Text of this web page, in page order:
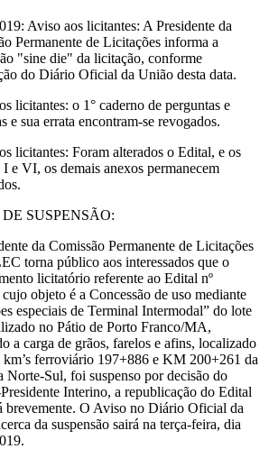
Aviso aos licitantes: A Presidente da
Permanente de Licitações informa a
"sine die" da licitação, conforme
do Diário Oficial da União desta data.
licitantes: o 1° caderno de perguntas e
e sua errata encontram-se revogados.
licitantes: Foram alterados o Edital, e os
e VI, os demais anexos permanecem
SUSPENSÃO:
da Comissão Permanente de Licitações
torna público aos interessados que o
licitatório referente ao Edital nº
objeto é a Concessão de uso mediante
especiais de Terminal Intermodal” do lote
no Pátio de Porto Franco/MA,
a carga de grãos, farelos e afins, localizado
km’s ferroviário 197+886 e KM 200+261 da
Norte-Sul, foi suspenso por decisão do
Interino, a republicação do Edital
brevemente. O Aviso no Diário Oficial da
da suspensão sairá na terça-feira, dia